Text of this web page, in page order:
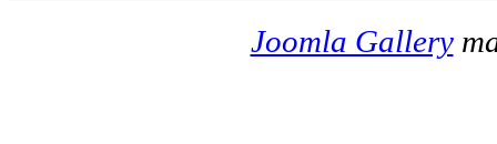
Joomla Gallery